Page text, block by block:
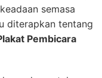
semasa
diterapkan tentang
Pembicara